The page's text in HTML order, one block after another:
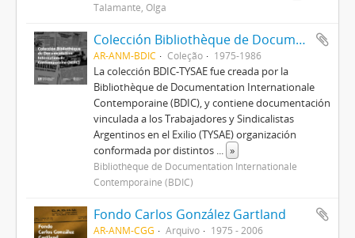
Talamante, Olga
Colección Bibliothèque de Documentation Internationale Contemporaine (BDIC)
AR-ANM-BDIC Coleção 1975-1986
La colección BDIC-TYSAE fue creada por la
Bibliothèque de Documentation Internationale
Contemporaine (BDIC), y contiene documentación
vinculada a los Trabajadores y Sindicalistas
Argentinos en el Exilio (TYSAE) organización
conformada por distintos ... »
Bibliothèque de Documentation Internationale
Contemporaine (BDIC)
Fondo Carlos González Gartland
AR-ANM-CGG Arquivo 1975 - 2006